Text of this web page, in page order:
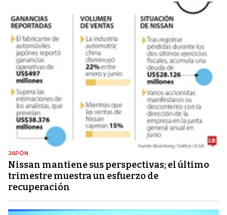
JAPÓN
Nissan mantiene sus perspectivas; el último
trimestre muestra un esfuerzo de
recuperación